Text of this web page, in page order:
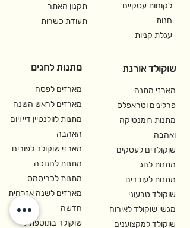
תקנון האתר
תעודת כשרות
לקוחות עסקיים
חנות
עגלת קניות
מתנות לחגים
מארזים לפסח
מארזים לראש השנה
מתנות לוולנטיין דיי ויום
האהבה
מארזי שוקולד לפורים
מתנות לחנוכה
מתנות לכריסמס
מארזים לשנה אזרחית
חדשה
שוקולד בתוספת ל-
שוקולד אורנת
מארזי מתנה
פרלינים וטראפלס
מתנות רומנטיקה
ואהבה
שוקולדים לעסקים
מתנות לחג
מתנות לעובדים
שוקולד טבעוני
מגשי שוקולד לאירוח
שוקולד למקצוענים